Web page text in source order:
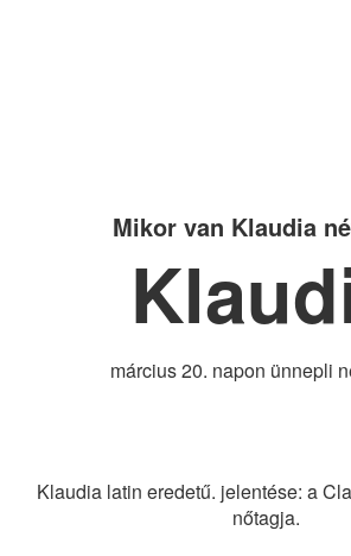
Mikor van Klaudia
március 20. napon ünnepli
Klaudia latin eredetű. jelentése: a
nőtagja.